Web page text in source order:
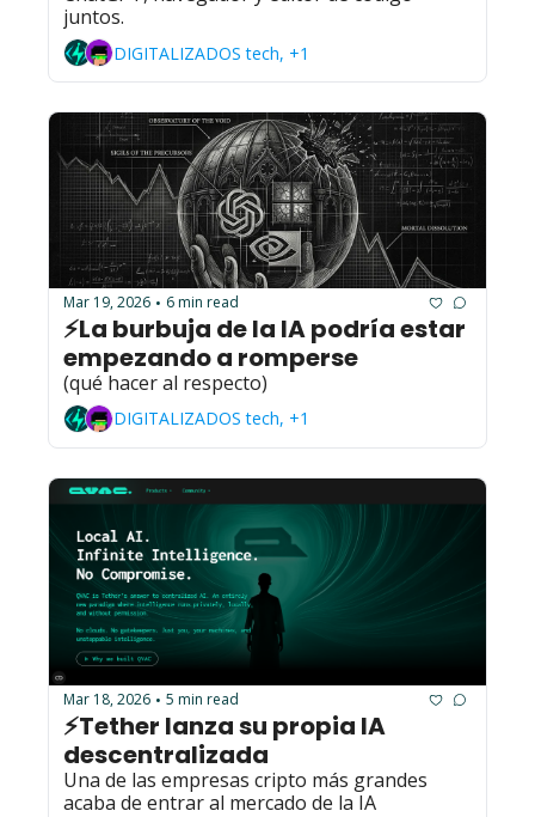
DIGITALIZADOS tech, +1
Mar 19, 2026 • 6 min read
⚡La burbuja de la IA podría estar
empezando a romperse
(qué hacer al respecto)
DIGITALIZADOS tech, +1
Mar 18, 2026 • 5 min read
⚡Tether lanza su propia IA
descentralizada
Una de las empresas cripto más grandes
acaba de entrar al mercado de la IA